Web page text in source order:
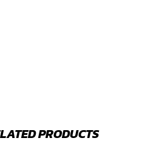
PRODUCTS